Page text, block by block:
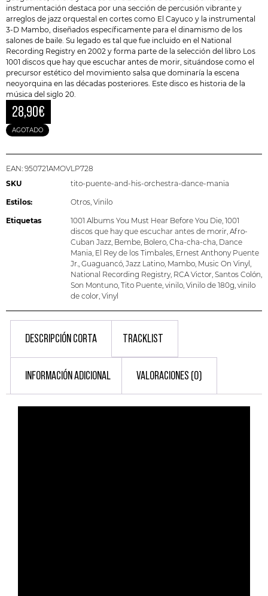
instrumentación destaca por una sección de percusión vibrante y
arreglos de jazz orquestal en cortes como El Cayuco y la instrumental
3-D Mambo, diseñados específicamente para el dinamismo de los
salones de baile. Su legado es tal que fue incluido en el National
Recording Registry en 2002 y forma parte de la selección del libro Los
1001 discos que hay que escuchar antes de morir, situándose como el
precursor estético del movimiento salsa que dominaría la escena
neoyorquina en las décadas posteriores. Este disco es historia de la
música del siglo 20.
28,90€
AGOTADO
EAN: 950721AMOVLP728
SKU
tito-puente-and-his-orchestra-dance-mania
Estilos: Otros Vinilo
Etiquetas 1001 Albums You Must Hear Before You Die 1001
discos que hay que escuchar antes de morir Afro-
Cuban Jazz Bembe Bolero Cha-cha-cha Dance
Mania El Rey de los Timbales Ernest Anthony Puente
Jr. Guaguancó Jazz Latino Mambo Music On Vinyl
National Recording Registry, RCA Victor Santos Colón
Son Montuno Tito Puente vinilo Vinilo de 180g vinilo
de color Vinyl
DESCRIPCIÓN CORTA TRACKLIST
INFORMACIÓN ADICIONAL VALORACIONES (0)